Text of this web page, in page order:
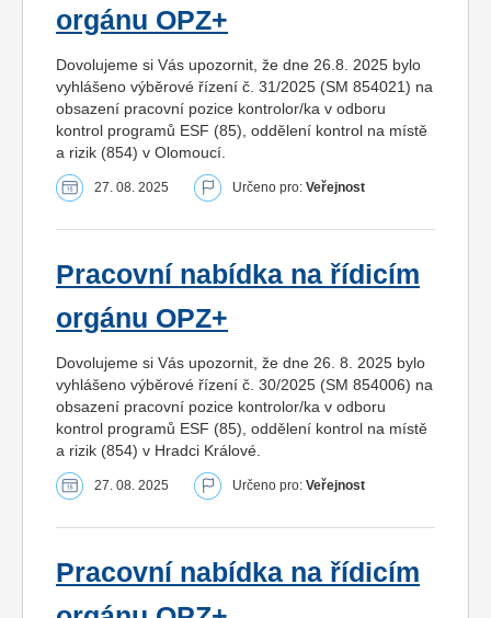
orgánu OPZ+
Dovolujeme si Vás upozornit, že dne 26.8. 2025 bylo
vyhlášeno výběrové řízení č. 31/2025 (SM 854021) na
obsazení pracovní pozice kontrolor/ka v odboru
kontrol programů ESF (85), oddělení kontrol na místě
a rizik (854) v Olomoucí.
27. 08. 2025 Určeno pro: Veřejnost
Pracovní nabídka na řídicím
orgánu OPZ+
Dovolujeme si Vás upozornit, že dne 26. 8. 2025 bylo
vyhlášeno výběrové řízení č. 30/2025 (SM 854006) na
obsazení pracovní pozice kontrolor/ka v odboru
kontrol programů ESF (85), oddělení kontrol na místě
a rizik (854) v Hradci Králové.
27. 08. 2025 Určeno pro: Veřejnost
Pracovní nabídka na řídicím